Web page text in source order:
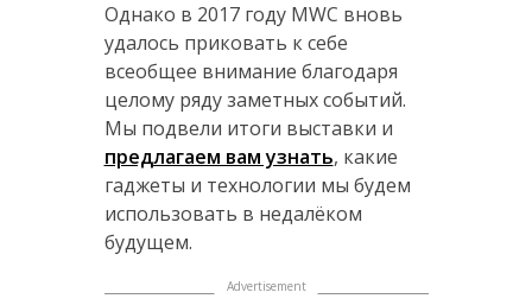
Однако в 2017 году MWC вновь
удалось приковать к себе
всеобщее внимание благодаря
целому ряду заметных событий.
Мы подвели итоги выставки и
предлагаем вам узнать, какие
гаджеты и технологии мы будем
использовать в недалёком
будущем.